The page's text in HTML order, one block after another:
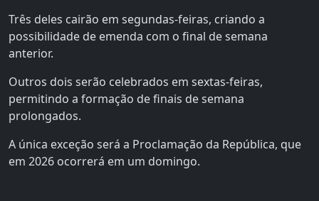
Três deles cairão em segundas-feiras, criando a
possibilidade de emenda com o final de semana
anterior.
Outros dois serão celebrados em sextas-feiras,
permitindo a formação de finais de semana
prolongados.
A única exceção será a Proclamação da República, que
em 2026 ocorrerá em um domingo.